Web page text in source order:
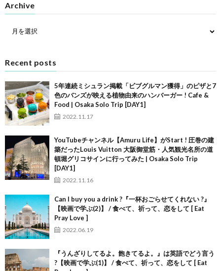
Archive
Recent posts
5年連続ミシュラン掲載「ビブグルマン獲得」のピザと7
色のバンズが映える植物由来のハンバーガー ! Cafe &
Food | Osaka Solo Trip [DAY1]
2022.11.17
YouTubeチャンネル【Amuru Life】がStart ! 圧巻の建
築だったLouis Vuitton 大阪御堂筋・人気観光名所の道
頓堀グリコサインに行ってみた | Osaka Solo Trip
[DAY1]
2022.11.16
Can I buy you a drink ?『一杯おごらせてくれない ?』
【映画で学ぶ(2)】 / 食べて、祈って、恋をして [ Eat
Pray Love ]
2022.06.19
『うんざりしてるよ。飽きてるよ。』は英語でどう言う
?【映画で学ぶ(1)】 / 食べて、祈って、恋をして [ Eat